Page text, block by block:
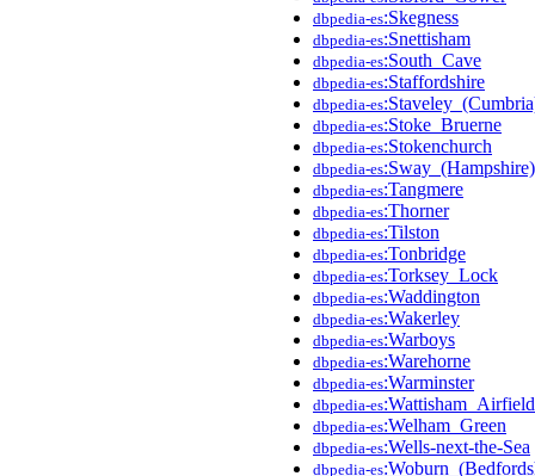
dbpedia-es:Skegness
dbpedia-es:Snettisham
dbpedia-es:South_Cave
dbpedia-es:Staffordshire
dbpedia-es
dbpedia-es:Stoke_Bruerne
dbpedia-es:Stokenchurch
dbpedia-es:Sway_(Hampshire)
dbpedia-es:Tangmere
dbpedia-es:Thorner
dbpedia-es:Tilston
dbpedia-es:Tonbridge
dbpedia-es:Torksey_Lock
dbpedia-es:Waddington
dbpedia-es:Wakerley
dbpedia-es:Warboys
dbpedia-es:Warehorne
dbpedia-es:Warminster
dbpedia-es:Wattisham_Airfield
dbpedia-es:Welham_Green
dbpedia-es:Wells-next-the-Sea
dbpedia-es